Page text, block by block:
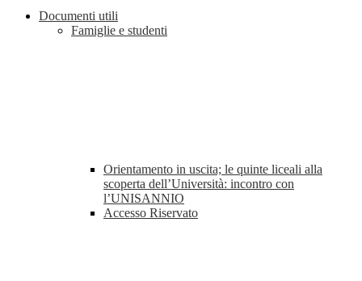
Documenti utili
Famiglie e studenti
Orientamento in uscita; le quinte liceali alla
scoperta dell’Università: incontro con
l’UNISANNIO
Accesso Riservato